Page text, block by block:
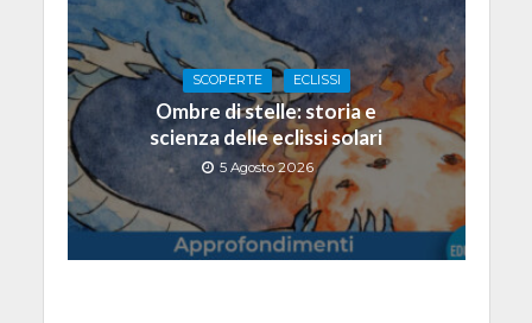
SCOPERTE ECLISSI
Ombre di stelle: storia e
scienza delle eclissi solari
5 Agosto 2026